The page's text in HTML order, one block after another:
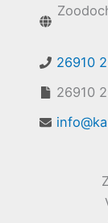
26910
26910